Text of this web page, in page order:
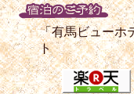
「有馬ビューホ
ト